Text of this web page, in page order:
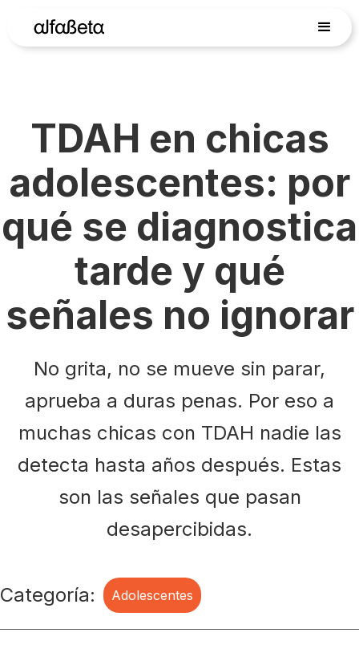
TDAH en chicas
adolescentes: por
qué se diagnostica
tarde y qué
señales no ignorar
No grita, no se mueve sin parar,
aprueba a duras penas. Por eso a
muchas chicas con TDAH nadie las
detecta hasta años después. Estas
son las señales que pasan
desapercibidas.
Categoría: Adolescentes